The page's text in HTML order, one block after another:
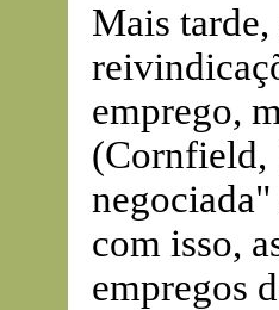
Mais tarde,
emprego,
(Cornfield,
com isso,
empregos